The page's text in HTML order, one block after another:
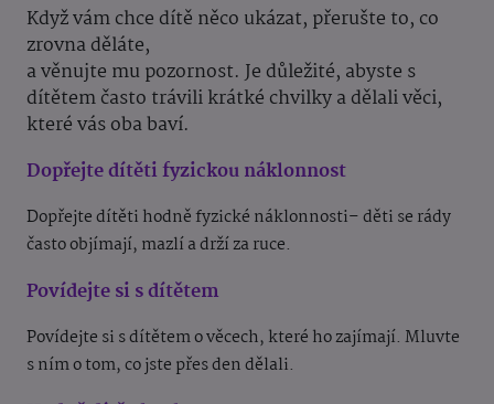
Když vám chce dítě něco ukázat, přerušte to, co
zrovna děláte,
a věnujte mu pozornost. Je důležité, abyste s
dítětem často trávili krátké chvilky a dělali věci,
které vás oba baví.
Dopřejte dítěti fyzickou náklonnost
Dopřejte dítěti hodně fyzické náklonnosti– děti se rády
často objímají, mazlí a drží za ruce.
Povídejte si s dítětem
Povídejte si s dítětem o věcech, které ho zajímají. Mluvte
s ním o tom, co jste přes den dělali.